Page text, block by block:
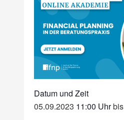
05.09.2023 11:00 bis